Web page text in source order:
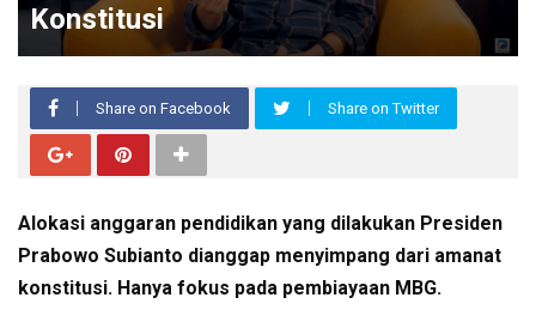
Konstitusi
Share on Facebook Share on Twitter
Alokasi anggaran pendidikan yang dilakukan Presiden
Prabowo Subianto dianggap menyimpang dari amanat
konstitusi. Hanya fokus pada pembiayaan MBG.